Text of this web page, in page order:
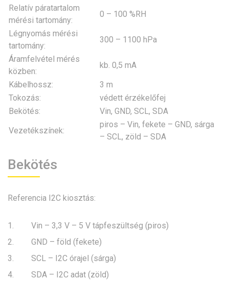
Relatív páratartalom
mérési tartomány:
0 – 100 %RH
Légnyomás mérési
tartomány:
300 – 1100 hPa
Áramfelvétel mérés
közben:
kb. 0,5 mA
Kábelhossz:
3 m
Tokozás:
védett érzékelőfej
Bekötés:
Vin, GND, SCL, SDA
Vezetékszínek:
piros – Vin, fekete – GND, sárga
– SCL, zöld – SDA
Bekötés
Referencia I2C kiosztás:
Vin – 3,3 V – 5 V tápfeszültség (piros)
GND – föld (fekete)
SCL – I2C órajel (sárga)
SDA – I2C adat (zöld)